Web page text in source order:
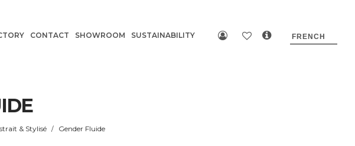
CONTACT SHOWROOM SUSTAINABILITY
& Stylisé / Gender Fluide